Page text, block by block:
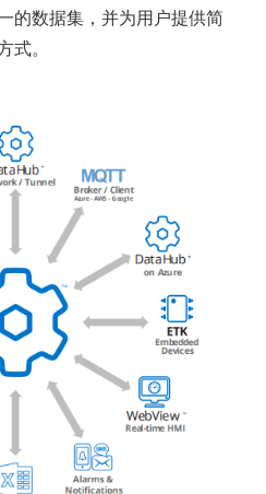
的数据集，并为用户提供简
。